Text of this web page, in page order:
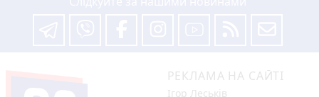
РЕКЛАМА НА САЙТІ
Ігор Леськів